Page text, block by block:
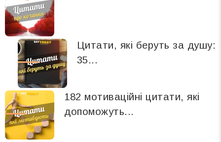
Цитати, які беруть за душу:
35...
182 мотиваційні цитати, які
допоможуть...